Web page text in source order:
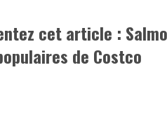
cet article :
de Costco